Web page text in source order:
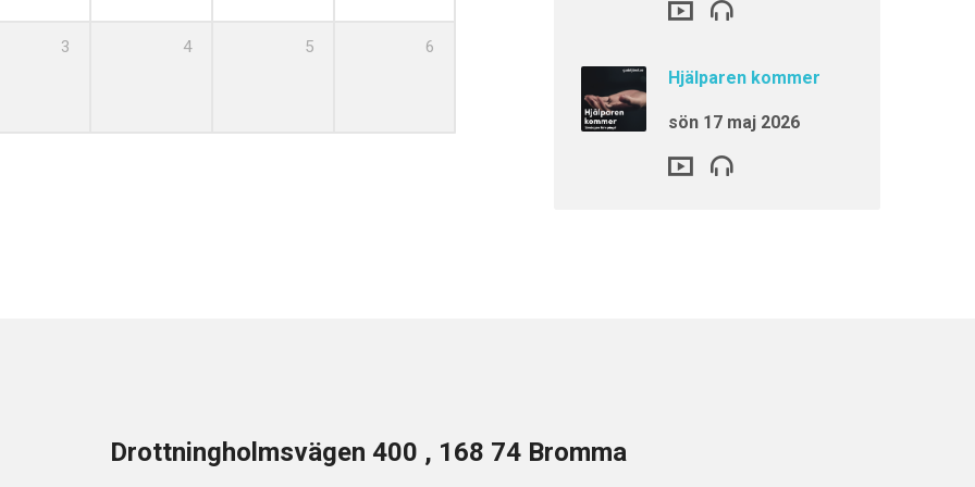
3 4 5 6
Hjälparen kommer
sön 17 maj 2026
Drottningholmsvägen 400 , 168 74 Bromma